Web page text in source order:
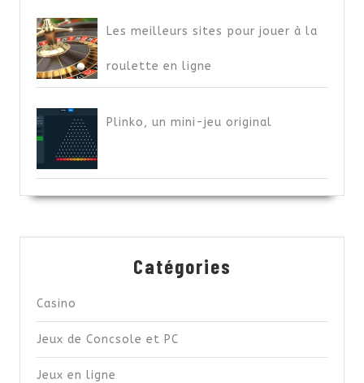
Les meilleurs sites pour jouer à la
roulette en ligne
Plinko, un mini-jeu original
Catégories
Casino
Jeux de Concsole et PC
Jeux en ligne